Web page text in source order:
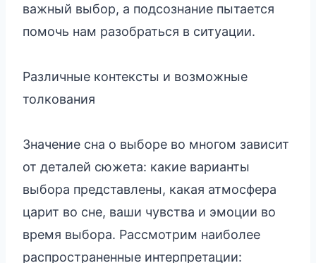
важный выбор, а подсознание пытается
помочь нам разобраться в ситуации.
Различные контексты и возможные
толкования
Значение сна о выборе во многом зависит
от деталей сюжета: какие варианты
выбора представлены, какая атмосфера
царит во сне, ваши чувства и эмоции во
время выбора. Рассмотрим наиболее
распространенные интерпретации: